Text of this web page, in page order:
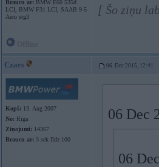
Braucu ar: BMW E60 535d
LCI, BMW F31 LCI, SAAB 9-5
Aero stg3
[ Šo ziņu
Czars 06. Dec 2015, 12:41
Kopš: 13. Aug 2007
No: Rīga
Ziņojumi: 14367
Braucu ar: 3 sek līdz 100
06 Dec
06